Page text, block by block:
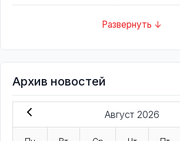
Развернуть ↓
Архив новостей
Август 2026